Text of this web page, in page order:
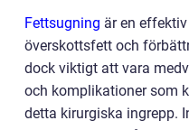
Fettsugning är en
överskottsfett och
dock viktigt att vara
och komplikationer som
detta kirurgiska ingrepp.